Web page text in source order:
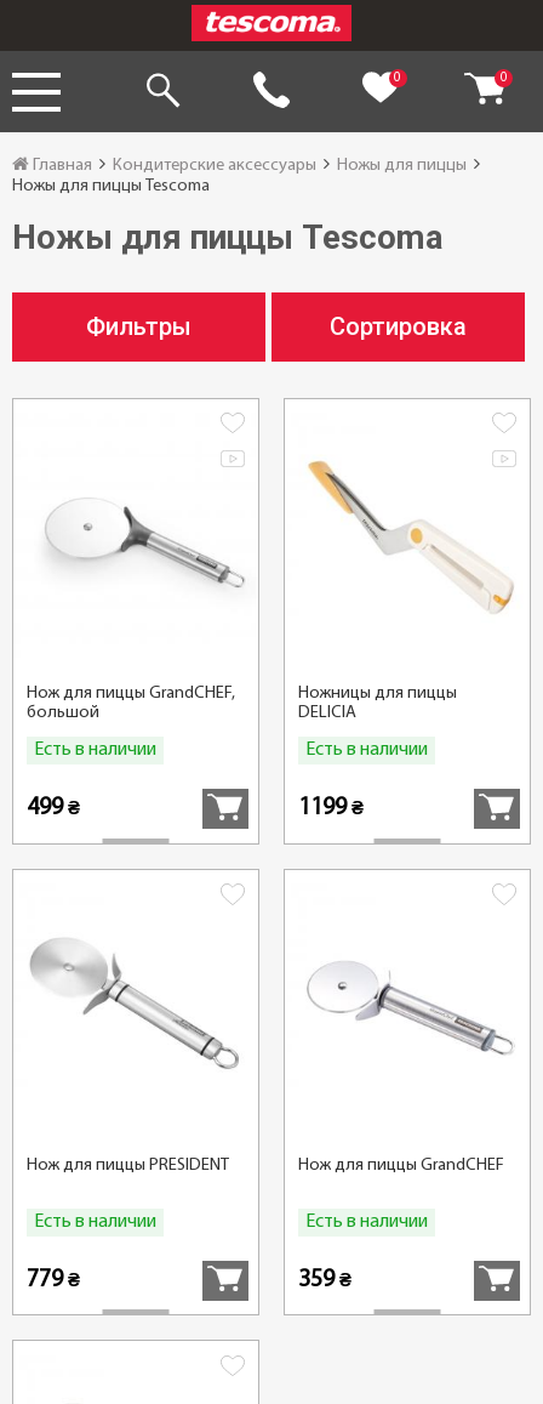
0 0
Главная Кондитерские аксессуары
Ножы для пиццы
Ножы для пиццы Tescoma
Ножы для пиццы Tescoma
Фильтры Сортировка
Нож для пиццы GrandCHEF,
большой
Есть в наличии
499₴
Ножницы для пиццы
DELICIA
Есть в наличии
1199₴
Нож для пиццы PRЕSIDENT
Есть в наличии
779₴
Нож для пиццы GrandCHEF
Есть в наличии
359₴